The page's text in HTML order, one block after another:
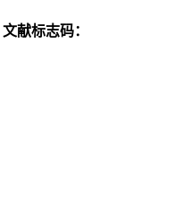
文献标志码：